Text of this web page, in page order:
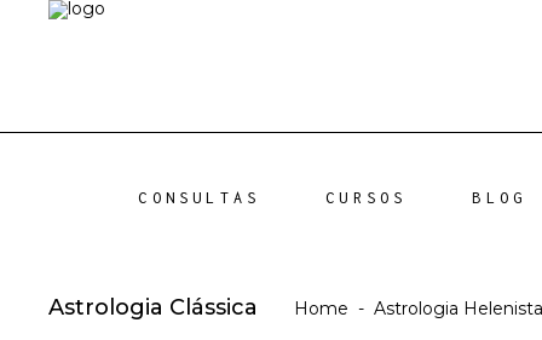
CONSULTAS CURSOS BLOG
Astrologia Clássica Home - Astrologia